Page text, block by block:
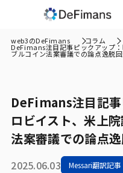
web3のDeFimans コラム
DeFimans注目記事ピックアップ
ブルコイン法案審議での論点逸脱
DeFimans注目記
ロビイスト、米上
法案審議での論点
2025.06.03 Messari翻訳記事